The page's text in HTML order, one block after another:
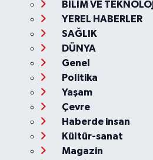
BİLİM VE TEKNOLOJİ
YEREL HABERLER
SAĞLIK
DÜNYA
Genel
Politika
Yaşam
Çevre
Haberde insan
Kültür-sanat
Magazin